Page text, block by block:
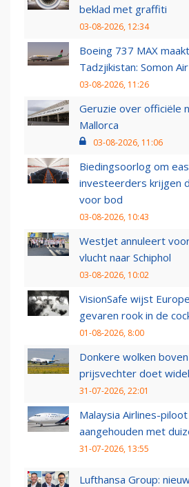
beklad met graffiti
03-08-2026, 12:34
Boeing 737 MAX
Tadzjikistan: Somon
03-08-2026, 11:26
Geruzie over officiële
Mallorca
03-08-2026, 11:06
Biedingsoorlog om
investeerders krijgen
voor bod
03-08-2026, 10:43
WestJet annuleert
vlucht naar Schiphol
03-08-2026, 10:02
VisionSafe wijst
gevaren rook in de
01-08-2026, 8:00
Donkere wolken
prijsvechter doet
31-07-2026, 22:01
Malaysia Airlines-
aangehouden met
31-07-2026, 13:55
Lufthansa Group: